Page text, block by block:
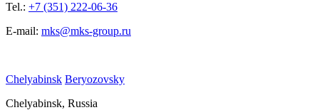
Tel.: +7 (351) 222-06-36
E-mail: mks@mks-group.ru
Chelyabinsk Beryozovsky
Chelyabinsk, Russia